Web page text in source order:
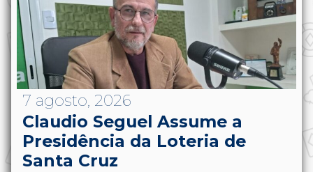
7 agosto, 2026
Claudio Seguel Assume a
Presidência da Loteria de
Santa Cruz